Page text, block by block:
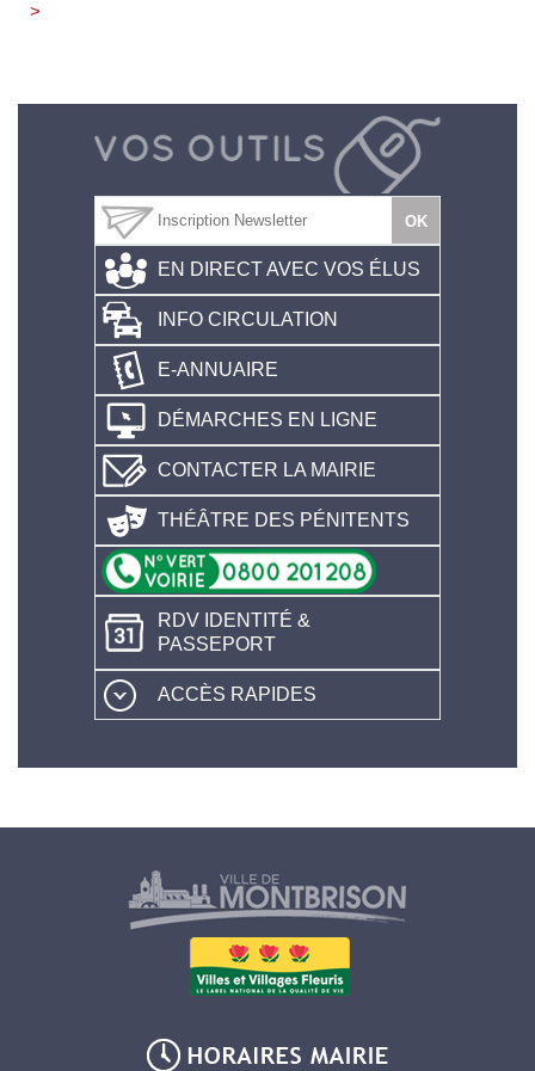
>
EN DIRECT AVEC VOS ÉLUS
INFO CIRCULATION
E-ANNUAIRE
DÉMARCHES EN LIGNE
CONTACTER LA MAIRIE
THÉÂTRE DES PÉNITENTS
RDV IDENTITÉ &
PASSEPORT
ACCÈS RAPIDES